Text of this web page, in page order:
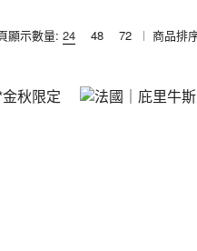
顯示數量: 24 48 72 商品排